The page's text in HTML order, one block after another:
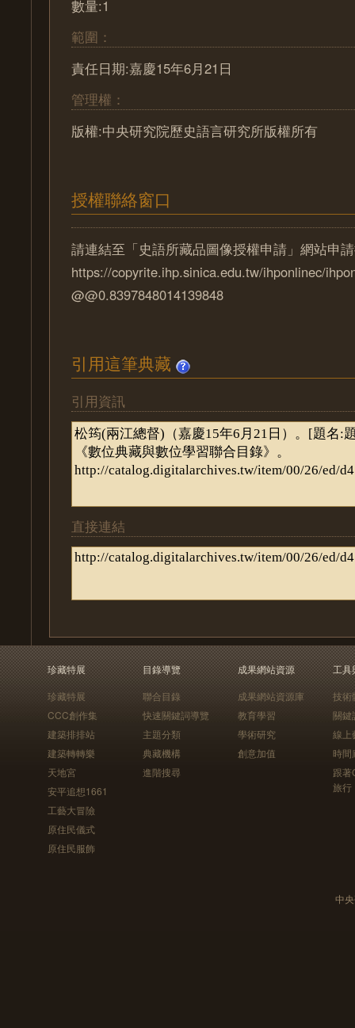
數量:1
範圍：
責任日期:嘉慶15年6月21日
管理權：
版權:中央研究院歷史語言研究所版權所有
授權聯絡窗口
請連結至「史語所藏品圖像授權申請」網站申
https://copyrite.ihp.sinica.edu.tw/ihponlinec/
@@0.8397848014139848
引用這筆典藏
引用資訊
直接連結
珍藏特展
珍藏特展
CCC創作集
建築排排站
建築轉轉樂
天地宮
安平追想1661
工藝大冒險
原住民儀式
原住民服飾
目錄導覽
聯合目錄
快速關鍵詞導覽
主題分類
典藏機構
進階搜尋
成果網站資源
成果網站資源庫
教育學習
學術研究
創意加值
工具
技術
關鍵
線上
時間
跟
旅行
中